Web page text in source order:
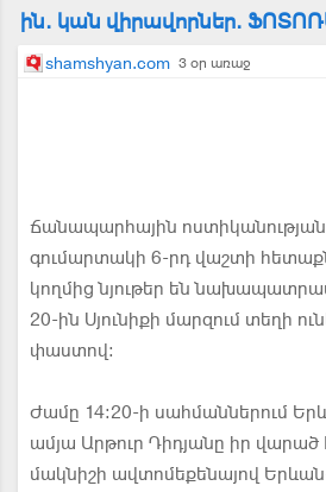
ին. կան վիրավորներ.
shamshyan.com 3 օր առաջ
Ճանապարհային
գումարտակի 6-րդ վաշտի
կողմից նյութեր են
20-ին Սյունիքի մարզում տեղի
փաստով։
Ժամը 14։20-ի սահմաններում
ամյա Արթուր Դիդյանը իր վարած
մակնիշի ավտոմեքենայով